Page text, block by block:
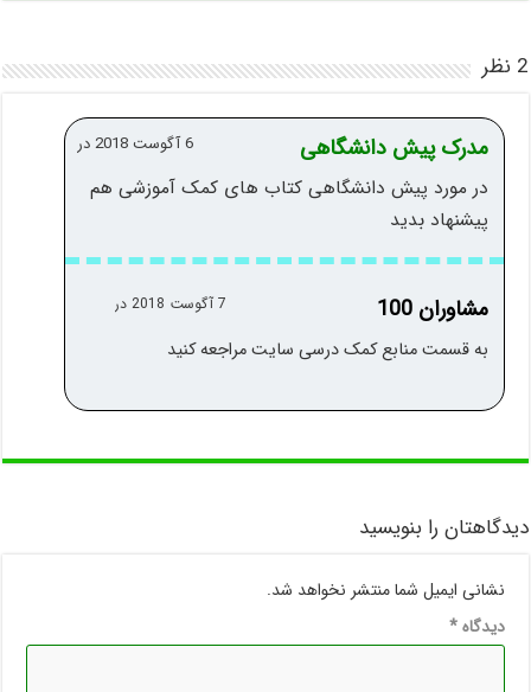
2 نظر
مدرک پیش دانشگاهی 6 آگوست 2018 در
در مورد پیش دانشگاهی کتاب های کمک آموزشی هم
پیشنهاد بدید
مشاوران 100 7 آگوست 2018 در
به قسمت منابع کمک درسی سایت مراجعه کنید
دیدگاهتان را بنویسید
نشانی ایمیل شما منتشر نخواهد شد.
دیدگاه*